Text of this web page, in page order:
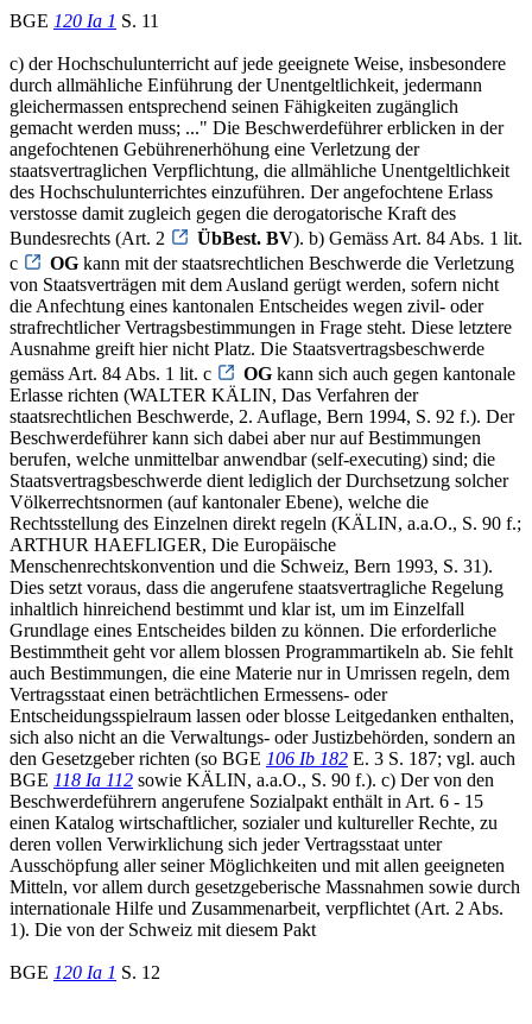
BGE 120 Ia 1 S. 11
c) der Hochschulunterricht auf jede geeignete Weise, insbesondere
durch allmähliche Einführung der Unentgeltlichkeit, jedermann
gleichermassen entsprechend seinen Fähigkeiten zugänglich
gemacht werden muss; ..." Die Beschwerdeführer erblicken in der
angefochtenen Gebührenerhöhung eine Verletzung der
staatsvertraglichen Verpflichtung, die allmähliche Unentgeltlichkeit
des Hochschulunterrichtes einzuführen. Der angefochtene Erlass
verstosse damit zugleich gegen die derogatorische Kraft des
Bundesrechts (Art. 2
ÜbBest. BV). b) Gemäss Art. 84 Abs. 1 lit.
c
OG kann mit der staatsrechtlichen Beschwerde die Verletzung
von Staatsverträgen mit dem Ausland gerügt werden, sofern nicht
die Anfechtung eines kantonalen Entscheides wegen zivil- oder
strafrechtlicher Vertragsbestimmungen in Frage steht. Diese letztere
Ausnahme greift hier nicht Platz. Die Staatsvertragsbeschwerde
gemäss Art. 84 Abs. 1 lit. c
OG kann sich auch gegen kantonale
Erlasse richten (WALTER KÄLIN, Das Verfahren der
staatsrechtlichen Beschwerde, 2. Auflage, Bern 1994, S. 92 f.). Der
Beschwerdeführer kann sich dabei aber nur auf Bestimmungen
berufen, welche unmittelbar anwendbar (self-executing) sind; die
Staatsvertragsbeschwerde dient lediglich der Durchsetzung solcher
Völkerrechtsnormen (auf kantonaler Ebene), welche die
Rechtsstellung des Einzelnen direkt regeln (KÄLIN, a.a.O., S. 90 f.;
ARTHUR HAEFLIGER, Die Europäische
Menschenrechtskonvention und die Schweiz, Bern 1993, S. 31).
Dies setzt voraus, dass die angerufene staatsvertragliche Regelung
inhaltlich hinreichend bestimmt und klar ist, um im Einzelfall
Grundlage eines Entscheides bilden zu können. Die erforderliche
Bestimmtheit geht vor allem blossen Programmartikeln ab. Sie fehlt
auch Bestimmungen, die eine Materie nur in Umrissen regeln, dem
Vertragsstaat einen beträchtlichen Ermessens- oder
Entscheidungsspielraum lassen oder blosse Leitgedanken enthalten,
sich also nicht an die Verwaltungs- oder Justizbehörden, sondern an
den Gesetzgeber richten (so BGE 106 Ib 182 E. 3 S. 187; vgl. auch
BGE 118 Ia 112 sowie KÄLIN, a.a.O., S. 90 f.). c) Der von den
Beschwerdeführern angerufene Sozialpakt enthält in Art. 6 - 15
einen Katalog wirtschaftlicher, sozialer und kultureller Rechte, zu
deren vollen Verwirklichung sich jeder Vertragsstaat unter
Ausschöpfung aller seiner Möglichkeiten und mit allen geeigneten
Mitteln, vor allem durch gesetzgeberische Massnahmen sowie durch
internationale Hilfe und Zusammenarbeit, verpflichtet (Art. 2 Abs.
1). Die von der Schweiz mit diesem Pakt
BGE 120 Ia 1 S. 12